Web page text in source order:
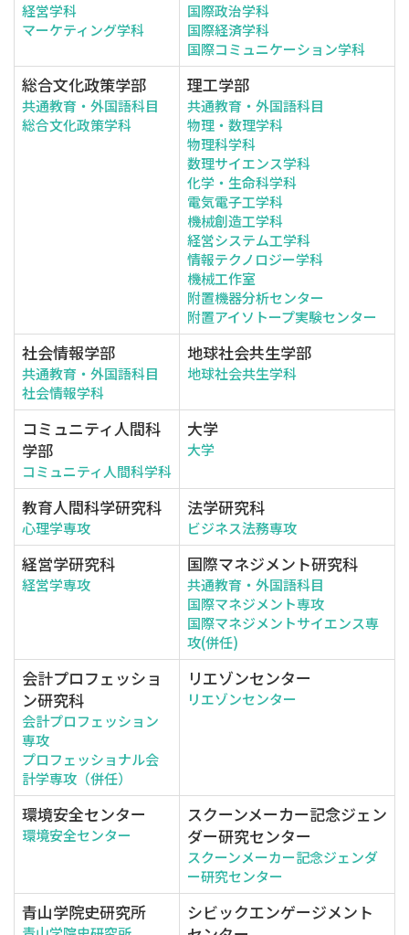
経営学科
マーケティング学科
国際政治学科
国際経済学科
国際コミュニケーション学科
総合文化政策学部
共通教育・外国語科目
総合文化政策学科
理工学部
共通教育・外国語科目
物理・数理学科
物理科学科
数理サイエンス学科
化学・生命科学科
電気電子工学科
機械創造工学科
経営システム工学科
情報テクノロジー学科
機械工作室
附置機器分析センター
附置アイソトープ実験センター
社会情報学部
共通教育・外国語科目
社会情報学科
地球社会共生学部
地球社会共生学科
コミュニティ人間科
学部
コミュニティ人間科学科
大学
大学
教育人間科学研究科
心理学専攻
法学研究科
ビジネス法務専攻
経営学研究科
経営学専攻
国際マネジメント研究科
共通教育・外国語科目
国際マネジメント専攻
国際マネジメントサイエンス専
攻(併任)
会計プロフェッショ
ン研究科
会計プロフェッション
専攻
プロフェッショナル会
計学専攻（併任）
リエゾンセンター
リエゾンセンター
環境安全センター
環境安全センター
スクーンメーカー記念ジェン
ダー研究センター
スクーンメーカー記念ジェンダ
ー研究センター
青山学院史研究所
シビックエンゲージメント